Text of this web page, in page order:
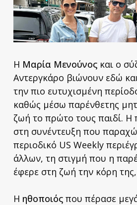
Η Μαρία Μενούνοςκαι ο
Αντεργκάρο βιώνουν εδώ
την πιο ευτυχισμένη
καθώς μέσω παρένθετης
ζωή το πρώτο τους παιδί. Η
στη συνέντευξη που
περιοδικό US Weekly
άλλων, τη στιγμή που η
έφερε στη ζωή την κόρη
Η ηθοποιόςπου πέρασε